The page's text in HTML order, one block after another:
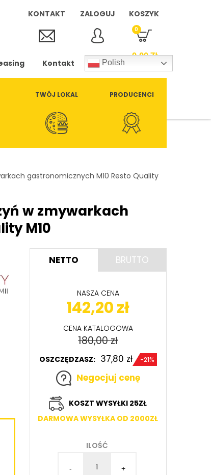
KONTAKT ZALOGUJ KOSZYK
0
0,00ZŁ
Kontakt Polish
TWÓJ LOKAL PRODUCENCI
gastronomicznych M10 Resto Quality
w zmywarkach
M10
NETTO BRUTTO
NASZA CENA
142,20zł
CENA KATALOGOWA
180,00zł
OSZCZĘDZASZ: 37,80 zł -21%
Negocjuj cenę
KOSZT WYSYŁKI 25ZŁ
DARMOWA WYSYŁKA OD 2000ZŁ
ILOŚĆ
- +